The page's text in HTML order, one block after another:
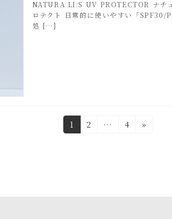
NATURA LI:S UV PROTECTOR ナチ
ロテクト 日常的に使いやすい「SPF30/
処 […]
固
定
1
固
2 …
固
4 »